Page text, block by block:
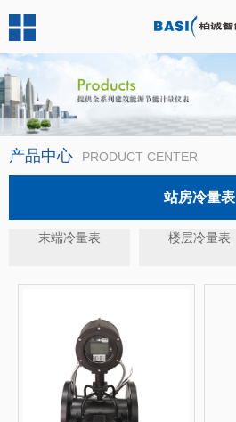
产品中心 PRODUCT CENTER
站房冷量表
末端冷量表 楼层冷量表